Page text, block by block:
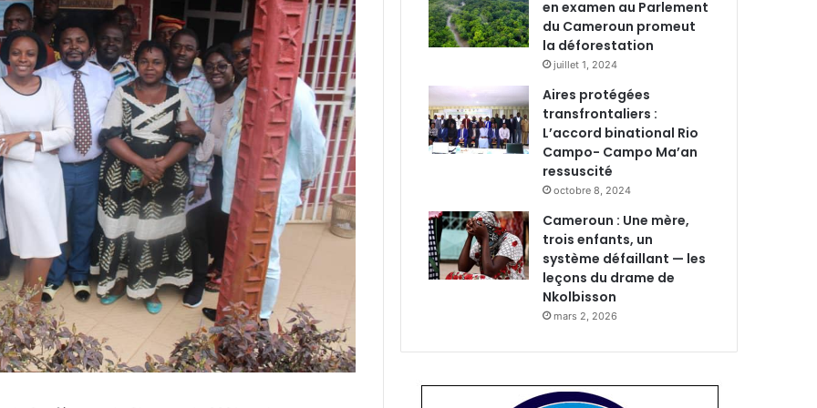
en examen au Parlement
du Cameroun promeut
la déforestation
juillet 1, 2024
Aires protégées
transfrontaliers :
L’accord binational Rio
Campo- Campo Ma’an
ressuscité
octobre 8, 2024
Cameroun : Une mère,
trois enfants, un
système défaillant — les
leçons du drame de
Nkolbisson
mars 2, 2026